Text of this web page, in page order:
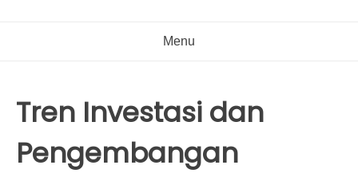
Menu
Tren Investasi dan
Pengembangan